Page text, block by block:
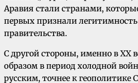
Аравия стали странами,
первых признали легитимность
правительства.
С другой стороны, именно в XX
образом в период холодной
русским, точнее к геополитике